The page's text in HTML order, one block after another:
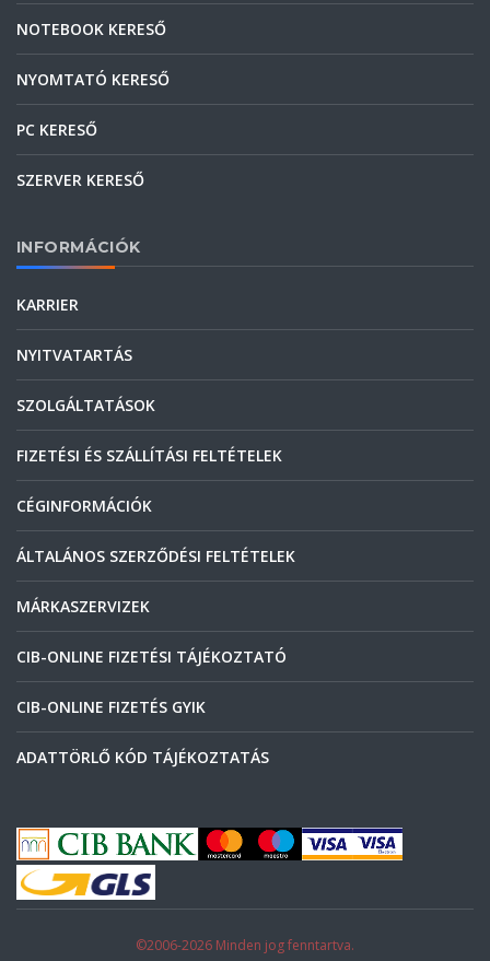
NOTEBOOK KERESŐ
NYOMTATÓ KERESŐ
PC KERESŐ
SZERVER KERESŐ
INFORMÁCIÓK
KARRIER
NYITVATARTÁS
SZOLGÁLTATÁSOK
FIZETÉSI ÉS SZÁLLÍTÁSI FELTÉTELEK
CÉGINFORMÁCIÓK
ÁLTALÁNOS SZERZŐDÉSI FELTÉTELEK
MÁRKASZERVIZEK
CIB-ONLINE FIZETÉSI TÁJÉKOZTATÓ
CIB-ONLINE FIZETÉS GYIK
ADATTÖRLŐ KÓD TÁJÉKOZTATÁS
©2006-2026 Minden jog fenntartva.